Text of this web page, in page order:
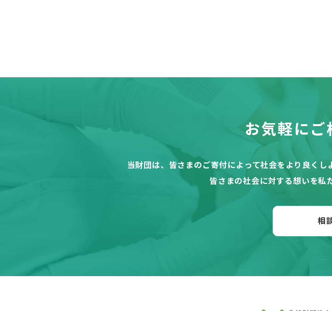
お気軽に
当財団は、皆さまのご寄付によって社会をより良くし
皆さまの社会に対する想いを私
相